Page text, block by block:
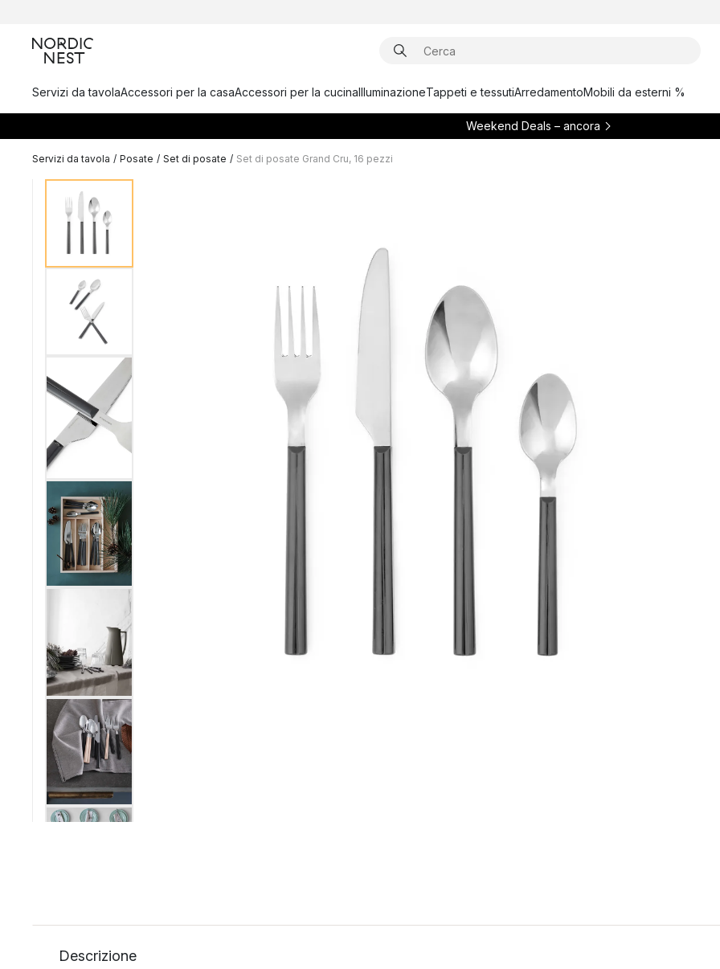
Servizi da tavolaAccessori per la casaAccessori per la cucinaIlluminazioneTappeti e tessutiArredamentoMobili da esterni %
Weekend Deals – ancora
Servizi da tavola / Posate / Set di posate / Set di posate Grand Cru, 16 pezzi
Descrizione